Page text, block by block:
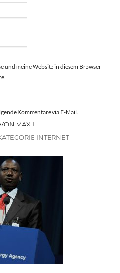
und meine Website in diesem Browser
Kommentare via E-Mail.
MAX L.
INTERNET